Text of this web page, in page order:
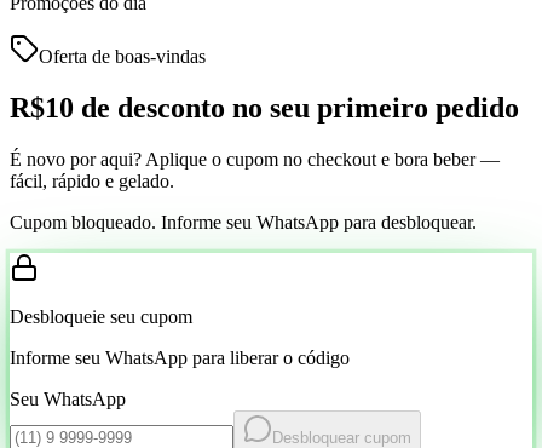
Oferta de boas-vindas
R$10 de desconto no seu primeiro pedido
É novo por aqui? Aplique o cupom no checkout e bora beber —
fácil, rápido e gelado.
Cupom bloqueado. Informe seu WhatsApp para desbloquear.
Desbloqueie seu cupom
Informe seu WhatsApp para liberar o código
Seu WhatsApp
Desbloquear cupom